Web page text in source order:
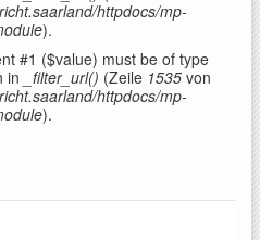
httpdocs/mp-
).
#1 ($value) must be of type
in
_filter_url() (Zeile 1535 von
httpdocs/mp-
).